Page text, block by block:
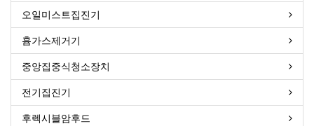
오일미스트집진기
흄가스제거기
중앙집중식청소장치
전기집진기
후렉시블암후드